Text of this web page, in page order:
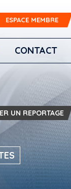
ESPACE MEMBRE
CONTACT
UN REPORTAGE